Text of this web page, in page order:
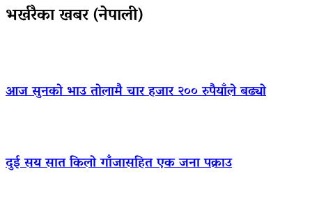
भर्खरैका खबर (नेपाली)
आज सुनको भाउ तोलामै चार हजार २०० रुपैयाँले बढ्यो
दुई सय सात किलो गाँजासहित एक जना पक्राउ